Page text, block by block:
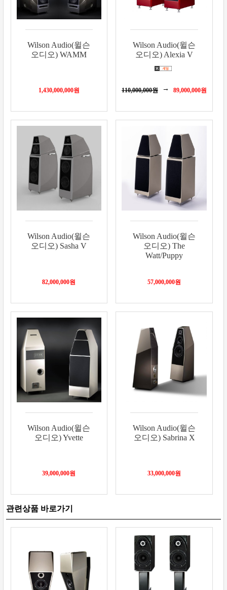
Wilson Audio(윌슨
오디오) WAMM
1,430,000,000원
Wilson Audio(윌슨
오디오) Alexia V
110,000,000원 89,000,000원
Wilson Audio(윌슨
오디오) Sasha V
82,000,000원
Wilson Audio(윌슨
오디오) The
Watt/Puppy
57,000,000원
Wilson Audio(윌슨
오디오) Yvette
39,000,000원
Wilson Audio(윌슨
오디오) Sabrina X
33,000,000원